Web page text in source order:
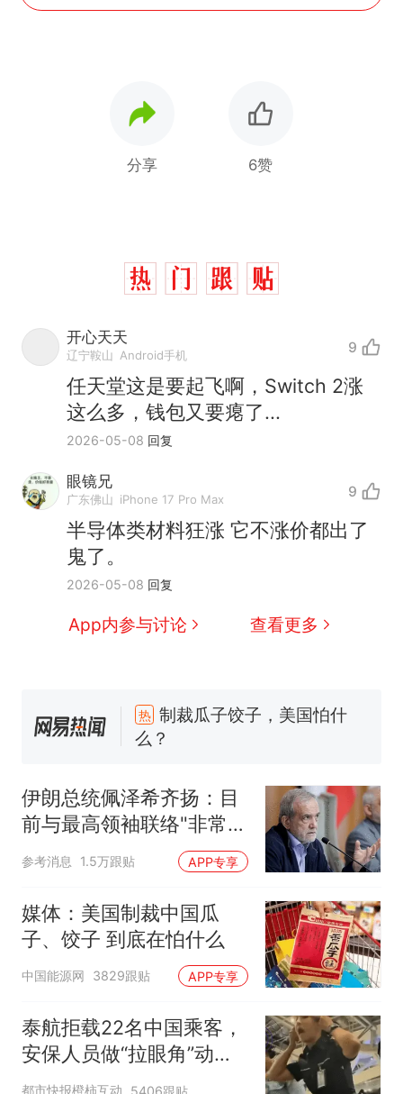
分享 6赞
开心天天
辽宁鞍山 Android手机 9
任天堂这是要起飞啊，Switch 2涨
这么多，钱包又要瘪了...
2026-05-08 回复
眼镜兄
广东佛山 iPhone 17 Pro Max 9
半导体类材料狂涨 它不涨价都出了
鬼了。
2026-05-08 回复
App内参与讨论 查看更多
热 制裁瓜子饺子，美国怕什
么？
因老师一句“跟我回家”改写了
人生
费大厨“全国小炒肉大王”称
号，仅凭视频评出？中国烹饪
协会回应
男子上山采菌偶然发现鸡枞菌
140多朵
美国渔民钓获鲨鱼徒手将其拽
回大海 目击者直呼震惊 （视频
来源：参考消息）
笔试第一被第二名传话劝弃考
官方通报
么？
伊朗总统佩泽希齐扬：目
前与最高领袖联络"非常困
难"
参考消息 1.5万跟贴 APP专享
媒体：美国制裁中国瓜
子、饺子 到底在怕什么
中国能源网 3829跟贴 APP专享
泰航拒载22名中国乘客，
安保人员做“拉眼角”动
作，泰国机场最新回应：
都市快报橙柿互动 5406跟贴